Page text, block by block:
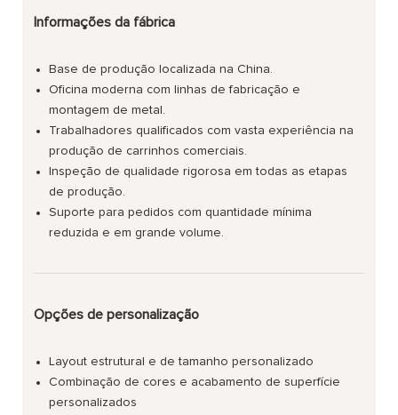
Informações da fábrica
Base de produção localizada na China.
Oficina moderna com linhas de fabricação e
montagem de metal.
Trabalhadores qualificados com vasta experiência na
produção de carrinhos comerciais.
Inspeção de qualidade rigorosa em todas as etapas
de produção.
Suporte para pedidos com quantidade mínima
reduzida e em grande volume.
Opções de personalização
Layout estrutural e de tamanho personalizado
Combinação de cores e acabamento de superfície
personalizados